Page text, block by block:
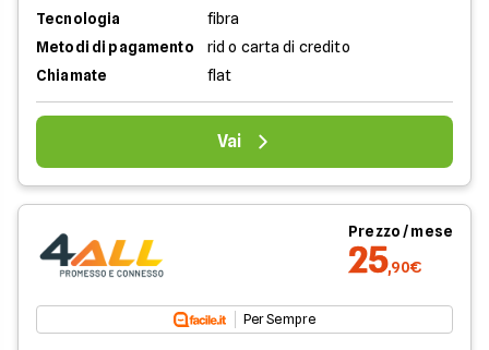
Tecnologia
fibra
Metodi di pagamento
rid o carta di credito
Chiamate
flat
Vai
Prezzo / mese
25,90€
Per Sempre